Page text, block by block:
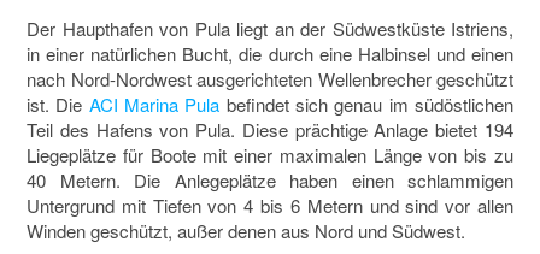
Der Haupthafen von Pula liegt an der Südwestküste Istriens,
in einer natürlichen Bucht, die durch eine Halbinsel und einen
nach Nord-Nordwest ausgerichteten Wellenbrecher geschützt
ist. Die ACI Marina Pula befindet sich genau im südöstlichen
Teil des Hafens von Pula. Diese prächtige Anlage bietet 194
Liegeplätze für Boote mit einer maximalen Länge von bis zu
40 Metern. Die Anlegeplätze haben einen schlammigen
Untergrund mit Tiefen von 4 bis 6 Metern und sind vor allen
Winden geschützt, außer denen aus Nord und Südwest.